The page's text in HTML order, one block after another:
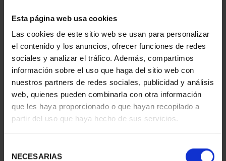
Esta página web usa cookies
Las cookies de este sitio web se usan para personalizar
el contenido y los anuncios, ofrecer funciones de redes
sociales y analizar el tráfico. Además, compartimos
información sobre el uso que haga del sitio web con
nuestros partners de redes sociales, publicidad y análisis
web, quienes pueden combinarla con otra información
que les haya proporcionado o que hayan recopilado a
partir del uso que haya hecho de sus servicios.
NECESARIAS
BURIL 'SANTILLANA DEL
MAR'
72,00 €
BELEN'
72,00 €